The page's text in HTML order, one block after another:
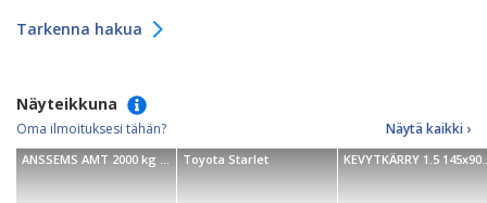
Tarkenna hakua
Näyteikkuna
Oma ilmoituksesi tähän? Näytä kaikki ›
Toyota Starlet